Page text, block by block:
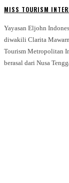
MISS TOURISM
Yayasan Eljohn
diwakili Clarita
Tourism Metropolitan International
berasal dari Nusa